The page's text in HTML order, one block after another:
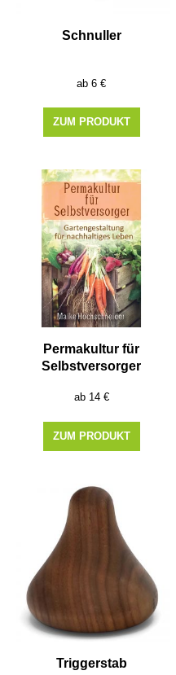
Schnuller
6 €
ZUM PRODUKT
Permakultur für
Selbstversorger
14 €
ZUM PRODUKT
Triggerstab